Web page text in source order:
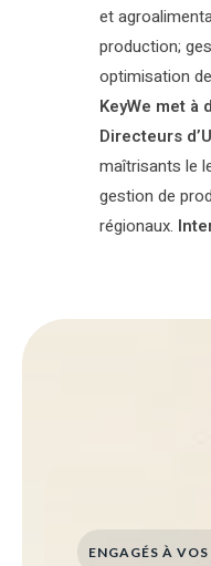
et
production;
optimisation
KeyWe met à
Directeurs
maîtrisants le
gestion de
régionaux.
ENGAGÉS À